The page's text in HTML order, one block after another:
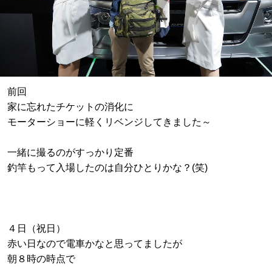
前回
家に忘れたチケットの消化に
モーターショーに軽くリベンジしてきました～
一緒に撮るのがすっかり定番
釣竿もって入場したのは自分ひとりかな？(笑)
４日（祝日）
赤い日なので電車かなと思ってましたが
朝８時の時点で